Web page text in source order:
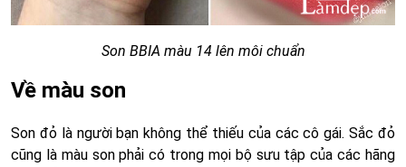
Son BBIA màu 14 lên môi chuẩn
Về màu son
Son đỏ là người bạn không thể thiếu của các cô gái. Sắc đỏ
cũng là màu son phải có trong mọi bộ sưu tập của các hãng